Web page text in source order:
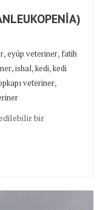
,eyüp veteriner, fatih
,ishal,kedi,kedi
veteriner,
bir